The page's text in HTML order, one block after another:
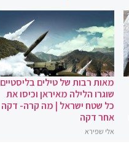
מאות רבות של טילים בליסטיים
שוגרו הלילה מאיראן וכיסו את
כל שטח ישראל | מה קרה- דקה
אחר דקה
אלי שפירא